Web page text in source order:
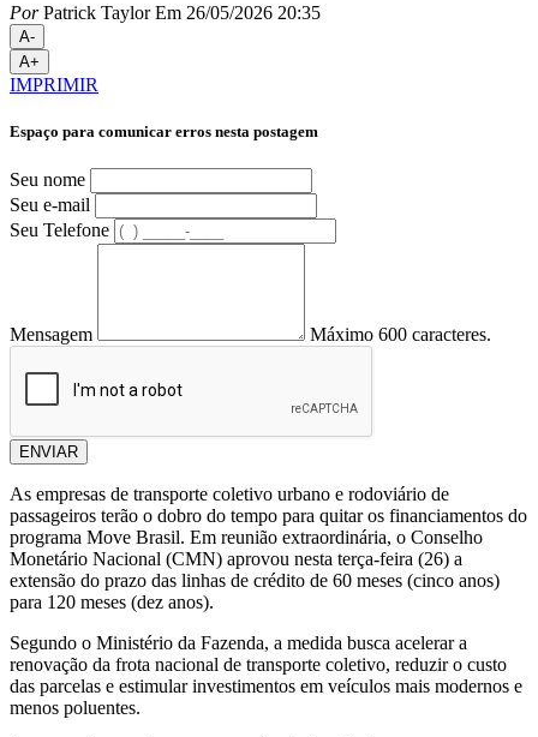
PorPatrick Taylor Em 26/05/2026 20:35
A-
A+
IMPRIMIR
Espaço para comunicar erros nesta postagem
Seu nome
Seu e-mail
Seu Telefone
Mensagem Máximo 600 caracteres.
ENVIAR
As empresas de transporte coletivo urbano e rodoviário de
passageiros terão o dobro do tempo para quitar os financiamentos do
programa Move Brasil. Em reunião extraordinária, o Conselho
Monetário Nacional (CMN) aprovou nesta terça-feira (26) a
extensão do prazo das linhas de crédito de 60 meses (cinco anos)
para 120 meses (dez anos).
Segundo o Ministério da Fazenda, a medida busca acelerar a
renovação da frota nacional de transporte coletivo, reduzir o custo
das parcelas e estimular investimentos em veículos mais modernos e
menos poluentes.